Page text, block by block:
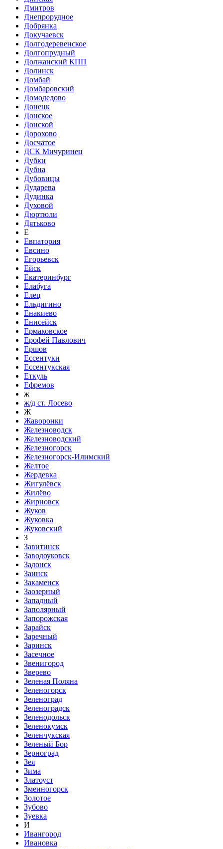
Дмитров
Днепрорудное
Добрянка
Докучаевск
Долгодеревенское
Долгопрудный
Должанский КПП
Долинск
Домбай
Домбаровский
Домодедово
Донецк
Донское
Донской
Дорохово
Досчатое
ДСК Мичуринец
Дубки
Дубна
Дубовицы
Дударева
Дудинка
Духовой
Дюртюли
Дятьково
Е
Евпатория
Евсино
Егорьевск
Ейск
Екатеринбург
Елабуга
Елец
Ельдигино
Енакиево
Енисейск
Ермаковское
Ерофей Павлович
Ершов
Ессентуки
Ессентукская
Еткуль
Ефремов
ж
ж/д ст. Лосево
Ж
Жаворонки
Железноводск
Железноводский
Железногорск
Железногорск-Илимский
Желтое
Жердевка
Жигулёвск
Жилёво
Жирновск
Жуков
Жуковка
Жуковский
З
Завитинск
Заводоуковск
Задонск
Заинск
Закаменск
Заозерный
Западный
Заполярный
Запорожская
Зарайск
Заречный
Заринск
Засечное
Звенигород
Зверево
Зеленая Поляна
Зеленогорск
Зеленоград
Зеленоградск
Зеленодольск
Зеленокумск
Зеленчукская
Зеленый Бор
Зерноград
Зея
Зима
Златоуст
Змеиногорск
Золотое
Зубово
Зуевка
И
Ивангород
Ивановка